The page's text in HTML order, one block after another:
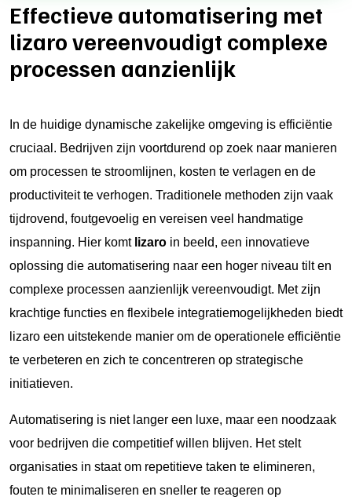
Effectieve automatisering met
lizaro vereenvoudigt complexe
processen aanzienlijk
In de huidige dynamische zakelijke omgeving is efficiëntie
cruciaal. Bedrijven zijn voortdurend op zoek naar manieren
om processen te stroomlijnen, kosten te verlagen en de
productiviteit te verhogen. Traditionele methoden zijn vaak
tijdrovend, foutgevoelig en vereisen veel handmatige
inspanning. Hier komt lizaro in beeld, een innovatieve
oplossing die automatisering naar een hoger niveau tilt en
complexe processen aanzienlijk vereenvoudigt. Met zijn
krachtige functies en flexibele integratiemogelijkheden biedt
lizaro een uitstekende manier om de operationele efficiëntie
te verbeteren en zich te concentreren op strategische
initiatieven.
Automatisering is niet langer een luxe, maar een noodzaak
voor bedrijven die competitief willen blijven. Het stelt
organisaties in staat om repetitieve taken te elimineren,
fouten te minimaliseren en sneller te reageren op